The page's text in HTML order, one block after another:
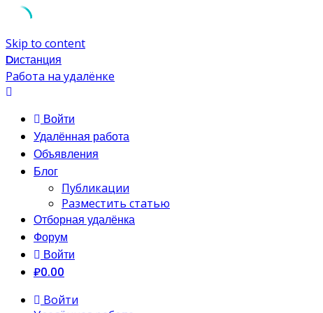
Skip to content
Dистанция
Работа на удалёнке
Войти
Удалённая работа
Объявления
Блог
Публикации
Разместить статью
Отборная удалёнка
Форум
Войти
₽0.00
Войти